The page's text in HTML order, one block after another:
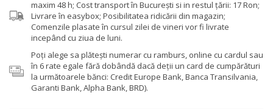
maxim 48 h; Cost transport în București si in restul țării: 17 Ron;
Livrare în easybox; Posibilitatea ridicării din magazin;
Comenzile plasate în cursul zilei de vineri vor fi livrate
incepând cu ziua de luni.
Poţi alege sa plăteşti numerar cu ramburs, online cu cardul sau
în 6 rate egale fără dobândă dacă deții un card de cumpărături
la următoarele bănci: Credit Europe Bank, Banca Transilvania,
Garanti Bank, Alpha Bank, BRD).